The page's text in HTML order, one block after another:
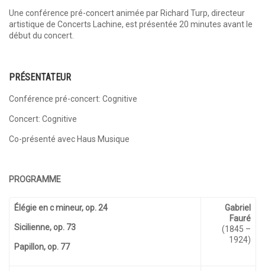
Une conférence pré-concert animée par Richard Turp, directeur
artistique de Concerts Lachine, est présentée 20 minutes avant le
début du concert.
PRÉSENTATEUR
Conférence pré-concert: Cognitive
Concert: Cognitive
Co-présenté avec Haus Musique
PROGRAMME
Élégie en c mineur, op. 24
Sicilienne, op. 73
Papillon, op. 77
Gabriel
Fauré
(1845 –
1924)